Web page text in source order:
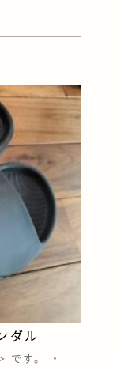
ーム・ショッ
です。 注文
ダル
です。 ・